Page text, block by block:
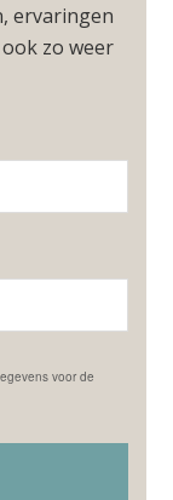
ervaringen
zo weer
voor de